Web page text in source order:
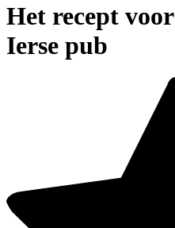
Het recept
Ierse pub